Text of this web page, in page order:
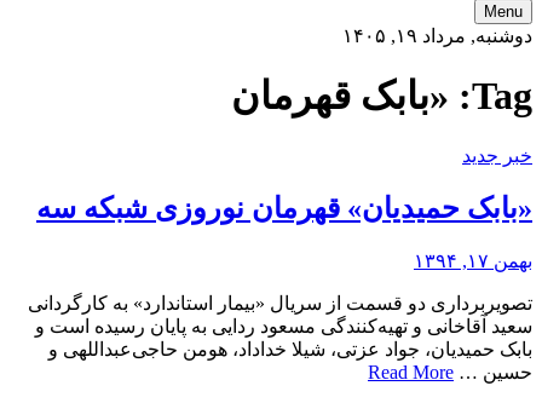
Menu
دوشنبه, مرداد ۱۹, ۱۴۰۵
Tag: «بابک قهرمان
خبر جدید
«بابک حمیدیان» قهرمان نوروزی شبکه سه
بهمن ۱۷, ۱۳۹۴
تصویربرداری دو قسمت از سریال «بیمار استاندارد» به کارگردانی
سعید آقاخانی و تهیه‌کنندگی مسعود ردایی به پایان رسیده است و
بابک حمیدیان، جواد عزتی، شیلا خداداد، هومن حاجی‌عبداللهی و
حسین … Read More